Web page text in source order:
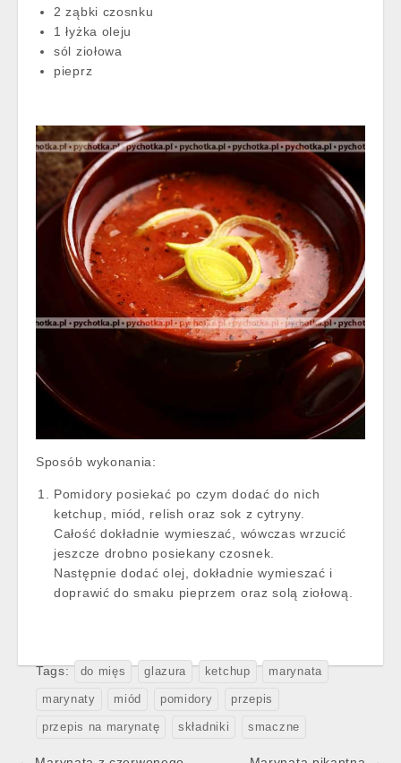
2 ząbki czosnku
1 łyżka oleju
sól ziołowa
pieprz
Sposób wykonania:
Pomidory posiekać po czym dodać do nich
ketchup, miód, relish oraz sok z cytryny.
Całość dokładnie wymieszać, wówczas wrzucić
jeszcze drobno posiekany czosnek.
Następnie dodać olej, dokładnie wymieszać i
doprawić do smaku pieprzem oraz solą ziołową.
Tags: do mięs glazura ketchup marynata
marynaty miód pomidory przepis
przepis na marynatę składniki smaczne